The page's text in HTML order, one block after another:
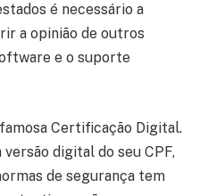
é necessário a
a opinião de outros
e o suporte
Certificação Digital.
digital do seu CPF,
de segurança tem